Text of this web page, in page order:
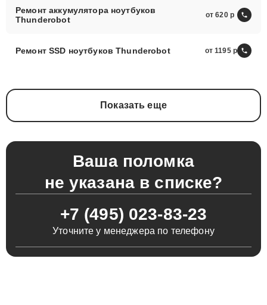
Ремонт аккумулятора ноутбуков
Thunderobot
от 620
Ремонт SSD ноутбуков Thunderobot от 1195
Показать еще
Ваша поломка
не указана в списке?
+7 (495) 023-83-23
Уточните у менеджера по телефону